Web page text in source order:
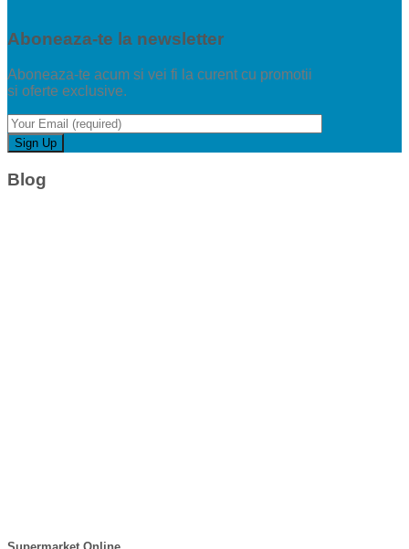
Aboneaza-te la newsletter
Aboneaza-te acum si vei fi la curent cu promotii
si oferte exclusive.
Blog